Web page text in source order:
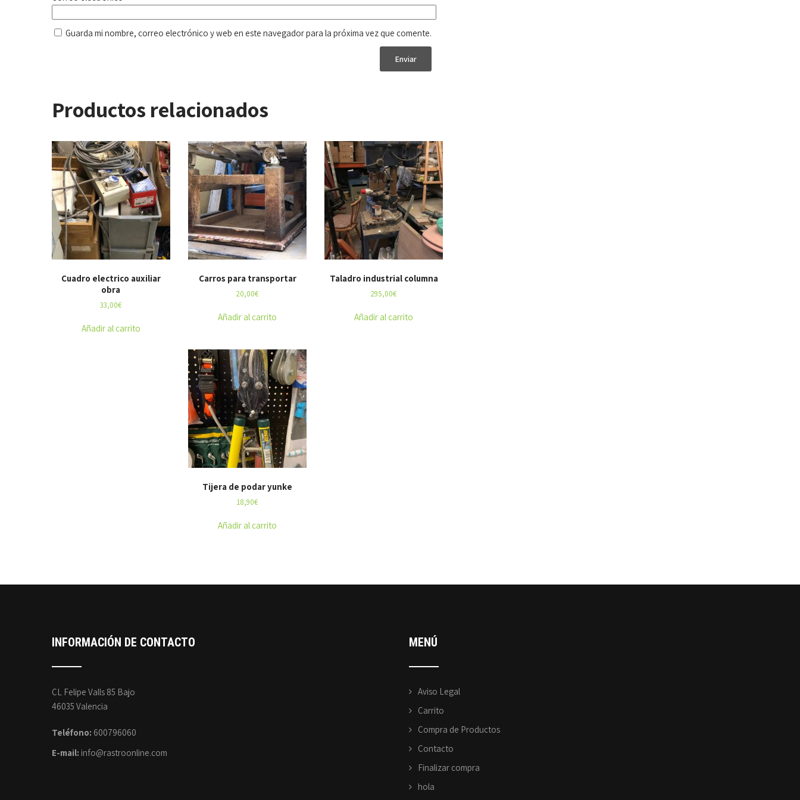
Guarda mi nombre, correo electrónico y web en este navegador para la próxima vez que comente.
Productos relacionados
Cuadro electrico auxiliar
obra
33,00€
Añadir al carrito
Carros para transportar
20,00€
Añadir al carrito
Taladro industrial columna
295,00€
Añadir al carrito
Tijera de podar yunke
18,90€
Añadir al carrito
INFORMACIÓN DE CONTACTO
CL Felipe Valls 85 Bajo
46035 Valencia
Teléfono: 600796060
E-mail: info@rastroonline.com
MENÚ
Aviso Legal
Carrito
Compra de Productos
Contacto
Finalizar compra
hola